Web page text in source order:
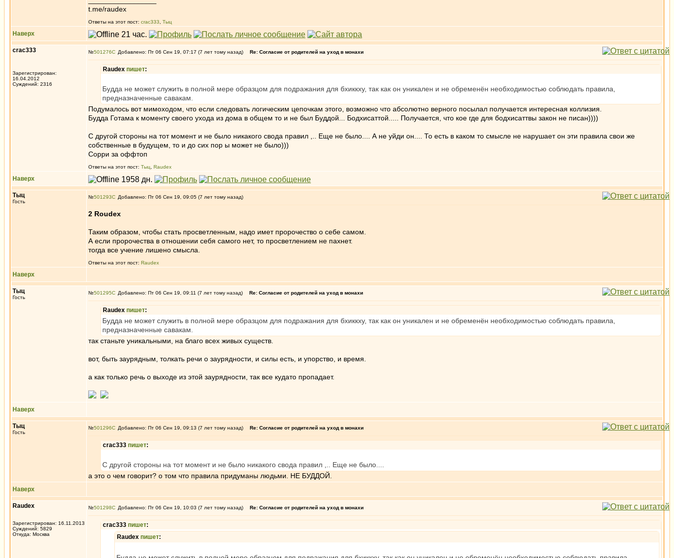
t.me/raudex
Ответы на этот пост: crac333 Тыц
Наверх
crac333
Зарегистрирован:
16.04.2012
Суждений: 2316
№501276 Добавлено: Пт 06 Сен 19, 07:17 (7 лет тому назад) Re: Согласие от родителей на уход в монахи
Raudex пишет:
Будда не может служить в полной мере образцом для подражания для бхиккху, так как он уникален и не обременён необходимостью соблюдать правила,
предназначенные савакам.
Подумалось вот мимоходом, что если следовать логическим цепочкам этого, возможно что абсолютно верного посылал получается интересная коллизия.
Будда Готама к моменту своего ухода из дома в общем то и не был Буддой... Бодхисаттой..... Получается, что кое где для бодхисаттвы закон не писан))))
С другой стороны на тот момент и не было никакого свода правил ,.. Еще не было.... А не уйди он.... То есть в каком то смысле не нарушает он эти правила свои же
собственные в будущем, то и до сих пор ы может не было)))
Сорри за оффтоп
Ответы на этот пост: Тыц Raudex
Наверх
Тыц
Гость
№501293 Добавлено: Пт 06 Сен 19, 09:05 (7 лет тому назад)
2 Roudex
Таким образом, чтобы стать просветленным, надо имет пророчество о себе самом.
А если пророчества в отношении себя самого нет, то просветлением не пахнет.
тогда все учение лишено смысла.
Ответы на этот пост: Raudex
Наверх
Тыц
Гость
№501295 Добавлено: Пт 06 Сен 19, 09:11 (7 лет тому назад) Re: Согласие от родителей на уход в монахи
Raudex пишет:
Будда не может служить в полной мере образцом для подражания для бхиккху, так как он уникален и не обременён необходимостью соблюдать правила,
предназначенные савакам.
так станьте уникальными, на благо всех живых существ.
вот, быть заурядным, толкать речи о заурядности, и силы есть, и упорство, и время.
а как только речь о выходе из этой заурядности, так все кудато пропадает.
Наверх
Тыц
Гость
№501296 Добавлено: Пт 06 Сен 19, 09:13 (7 лет тому назад) Re: Согласие от родителей на уход в монахи
crac333 пишет:
С другой стороны на тот момент и не было никакого свода правил ,.. Еще не было....
а это о чем говорит? о том что правила придуманы людьми. НЕ БУДДОЙ.
Наверх
Raudex
Зарегистрирован: 16.11.2013
Суждений: 5829
Откуда: Москва
№501298 Добавлено: Пт 06 Сен 19, 10:03 (7 лет тому назад) Re: Согласие от родителей на уход в монахи
crac333 пишет:
Raudex пишет: